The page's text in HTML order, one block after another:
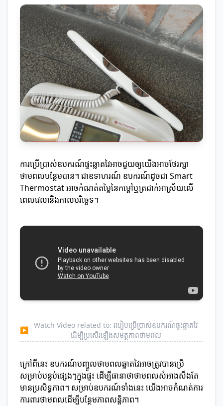
ការប្រើប្រាស់ឧបករណ៍ផ្ទះឆ្លាតវៃអាចជួយឲ្យយើងអាចថែរក្សា
ថាមពលបន្ថែមបាន។ ជាឧទាហរណ៍ ឧបករណ៍ដូចជា Smart
Thermostat អាចកំណត់តម្លៃនៃកម្ដៅឬត្រជាក់អាស្រ័យលើ
ពេលវេលានិងកាលបរិច្ឆេទ។
▶
Watch Video related to: របៀបប្រើប្រាស់ឧបករណ៍ផ្ទះឆ្លាតវៃ
ដើម្បីប្រសើរឡើងសមត្ថភាពថាមពល
ក្រៅពីនេះ ឧបករណ៍បញ្ចូលថាមពលឆ្លាតវៃអាចត្រូវបានប្រើ
សម្រាប់បន្ទប់ផ្សេងៗក្នុងផ្ទះ ដើម្បីធានាថាថាមពលសំអាងសឹងតែ
មានប្រសិទ្ធភាព។ សម្រាប់ឧបករណ៍ទាំងនេះ យើងអាចកំណត់ការ
ការពារថាមពលដើម្បីបន្ថែមភាពសន្ដិភាព។